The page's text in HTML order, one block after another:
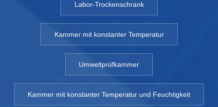
Labor-Trockenschrank
Kammer mit konstanter Temperatur
Umweltprüfkammer
Kammer mit konstanter Temperatur und Feuchtigkeit